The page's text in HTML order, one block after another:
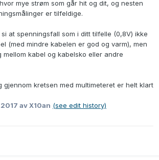
mye strøm som går hit og dit, og nesten
er tilfeldige.
at spenningsfall som i ditt tilfelle (0,8V) ikke
(med mindre kabelen er god og varm), men
mellom kabel og kabelsko eller andre
gjennom kretsen med multimeteret er helt klart
av X10an (see edit history)